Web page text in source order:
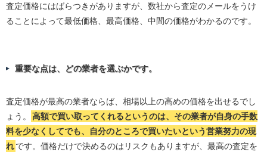
査定価格にはばらつきがありますが、数社から査定のメールをうけ
ることによって最低価格、最高価格、中間の価格がわかるのです。
重要な点は、どの業者を選ぶかです。
査定価格が最高の業者ならば、相場以上の高めの価格を出せるでし
ょう。
高額で買い取ってくれるというのは、その業者が自身の手数
料を少なくしてでも、自分のところで買いたいという営業努力の現
れです。価格だけで決めるのはリスクもありますが、最高の査定を